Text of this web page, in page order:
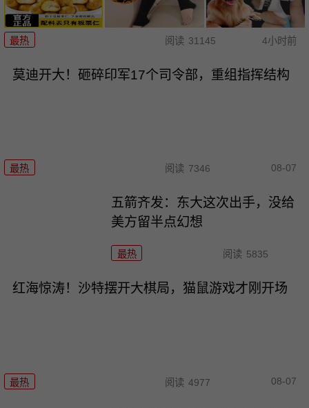
最热 阅读 31145 4小时前
莫迪开大！砸碎印军17个司令部，重组指挥结构
最热 阅读 7346 08-07
五箭齐发：东大这次出手，没给
美方留半点幻想
最热 阅读 5835
红海惊涛！沙特摆开大棋局，猫鼠游戏才刚开场
最热 阅读 4977 08-07